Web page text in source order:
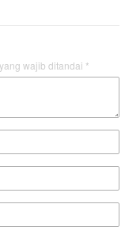
wajib ditandai *